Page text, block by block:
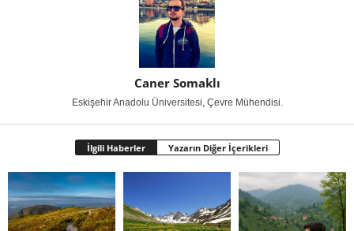
Caner Somaklı
Eskişehir Anadolu Üniversitesi, Çevre Mühendisi.
İlgili Haberler Yazarın Diğer İçerikleri